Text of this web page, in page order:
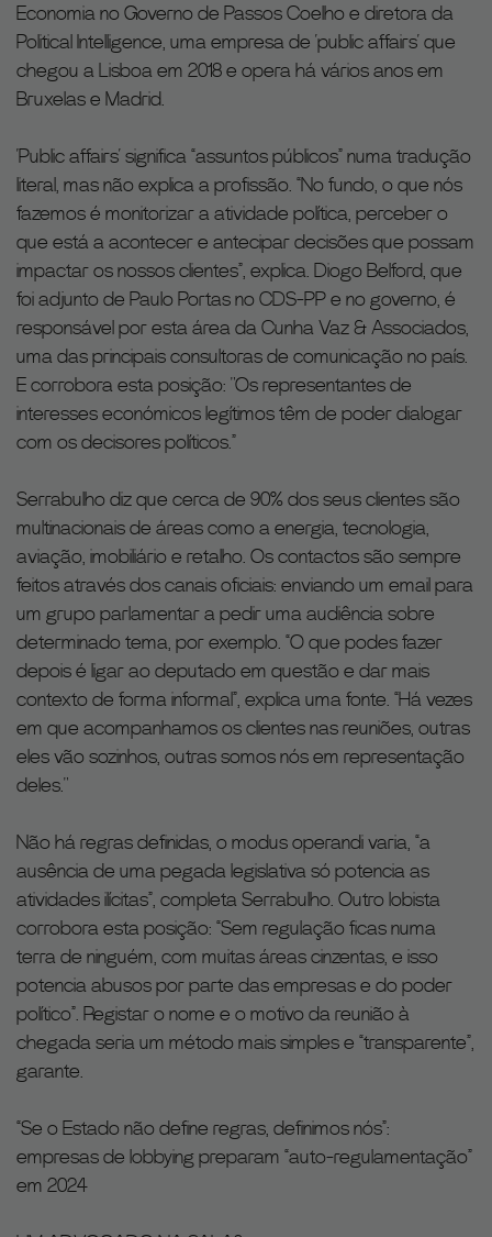
Economia no Governo de Passos Coelho e diretora da
Political Intelligence, uma empresa de ‘public affairs’ que
chegou a Lisboa em 2018 e opera há vários anos em
Bruxelas e Madrid.
‘Public affairs’ significa “assuntos públicos” numa tradução
literal, mas não explica a profissão. “No fundo, o que nós
fazemos é monitorizar a atividade política, perceber o
que está a acontecer e antecipar decisões que possam
impactar os nossos clientes”, explica. Diogo Belford, que
foi adjunto de Paulo Portas no CDS-PP e no governo, é
responsável por esta área da Cunha Vaz & Associados,
uma das principais consultoras de comunicação no país.
E corrobora esta posição: "Os representantes de
interesses económicos legítimos têm de poder dialogar
com os decisores políticos.”
Serrabulho diz que cerca de 90% dos seus clientes são
multinacionais de áreas como a energia, tecnologia,
aviação, imobiliário e retalho. Os contactos são sempre
feitos através dos canais oficiais: enviando um email para
um grupo parlamentar a pedir uma audiência sobre
determinado tema, por exemplo. “O que podes fazer
depois é ligar ao deputado em questão e dar mais
contexto de forma informal”, explica uma fonte. “Há vezes
em que acompanhamos os clientes nas reuniões, outras
eles vão sozinhos, outras somos nós em representação
deles."
Não há regras definidas, o modus operandi varia, “a
ausência de uma pegada legislativa só potencia as
atividades ilícitas”, completa Serrabulho. Outro lobista
corrobora esta posição: “Sem regulação ficas numa
terra de ninguém, com muitas áreas cinzentas, e isso
potencia abusos por parte das empresas e do poder
político”. Registar o nome e o motivo da reunião à
chegada seria um método mais simples e “transparente”,
garante.
“Se o Estado não define regras, definimos nós”:
empresas de lobbying preparam “auto-regulamentação”
em 2024